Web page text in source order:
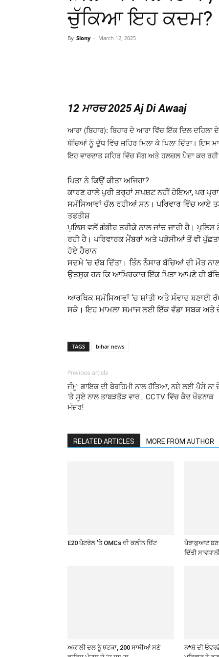
ਚੁੱਕਿਆ ਇਹ ਕਦਮ?
By Slony - March 12, 2025
12 ਮਾਰਚ 2025 Aj Di Awaaj
ਆਰਾ (ਬਿਹਾਰ): ਬਿਹਾਰ ਦੇ ਆਰਾ ਵਿੱਚ ਇੱਕ ਦਿਲ
ਬੱਚਿਆਂ ਨੂੰ ਦੁੱਧ ਵਿੱਚ ਜ਼ਹਿਰ ਮਿਲਾ ਕੇ ਪਿਲਾ ਦਿੱਤਾ। ਇਸ
ਇਹ ਵਾਰਦਾਤ ਸ਼ਹਿਰ ਵਿੱਚ ਸੋਗ ਅਤੇ ਹਲਚਲ ਪੈਦਾ ਕਰ
ਪਿਤਾ ਨੇ ਕਿਉਂ
ਕਾਰਣ ਹਾਲੇ ਪੁਰੀ ਤਰ੍ਹਾਂ ਸਪਸ਼ਟ ਨਹੀਂ ਹੋਇਆ, ਪਰ
ਸਮੱਸਿਆਵਾਂ ਚੱਲ ਰਹੀਆਂ ਸਨ। ਪਰਿਵਾਰ ਵਿੱਚ ਆਏ
ਤਫਤੀਸ਼
ਪੁਲਿਸ ਵਲੋਂ ਗੰਭੀਰ ਤਰੀਕੇ ਨਾਲ ਜਾਂਚ ਜਾਰੀ ਹੈ।
ਰਹੀ ਹੈ। ਪਰਿਵਾਰਕ ਮੈਂਬਰਾਂ ਅਤੇ ਪੜੋਸੀਆਂ ਤੋਂ ਵੀ
ਹੋਏ ਹੈਰਾਨ ਇਸ
ਸਦਮੇ ‘ਚ ਦੱਬ ਦਿੱਤਾ। ਤਿੰਨ ਨੌਸਾਰ ਬੱਚਿਆਂ ਦੀ ਮੌਤ
ਉਤਸੁਕ ਹਨ ਕਿ ਆਖ਼ਿਰਕਾਰ ਇੱਕ ਪਿਤਾ ਆਪਣੇ ਹੀ
ਪੁਲਿਸ ਨੇ ਲੋਕਾਂ ਨੂੰ
ਆਰਥਿਕ ਸਮੱਸਿਆਵਾਂ ‘ਚ ਸ਼ਾਂਤੀ ਅਤੇ ਸੰਵਾਦ ਬਣਾਈ
ਸਕੇ। ਇਹ ਮਾਮਲਾ ਸਮਾਜ ਲਈ ਇੱਕ ਵੱਡਾ ਸਬਕ ਅਤੇ
TAGS bihar news
Previous article
ਜੰਮੂ: ਗਾਇਕ ਦੀ ਬੇਰਹਿਮੀ ਨਾਲ ਹੱਤਿਆ, ਨਸ਼ੇ ਲਈ ਪੈਸੇ ਨਾ
‘ਤੇ ਸੂਏ ਨਾਲ ਤਾਬੜਤੋੜ ਵਾਰ… CCTV ਵਿੱਚ ਕੈਦ ਖੌਫਨਾਕ
ਮੰਜ਼ਰ!
RELATED ARTICLES MORE FROM AUTHOR
E20 ਪੈਟਰੋਲ ’ਤੇ OMCs ਦੀ ਕਲੀਨ ਚਿੱਟ
ਪੈਰਾਕੁਆਟ ਬਣ
ਦਿੱਤੀ
ਅਕਾਲੀ ਦਲ ਨੂੰ ਝਟਕਾ, 200 ਸਾਥੀਆਂ ਸਣੇ
ਨ*ਸ਼ੇ ਦੀ